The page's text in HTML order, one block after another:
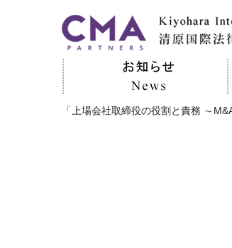
「上場会社取締役の役割と責務 ～